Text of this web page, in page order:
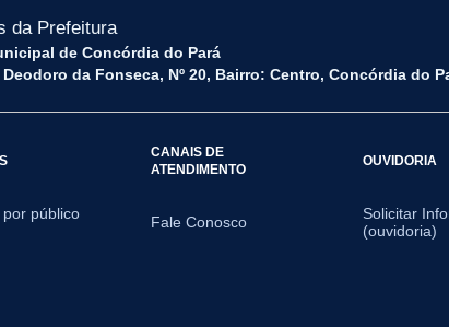
da Prefeitura
de Concórdia do Pará
da Fonseca, Nº 20, Bairro: Centro, Concórdia do
por público
CANAIS DE
ATENDIMENTO
Fale Conosco
OUVIDORIA
Solicitar
(ouvidoria)